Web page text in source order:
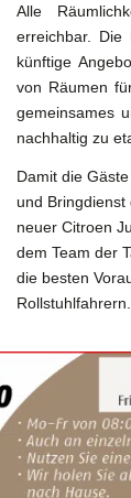
Alle
erreichbar.
künftige
von Räumen
gemeinsames
nachhaltig zu
Damit die
und Bringdienst
neuer Citroen
dem Team der
die besten
Rollstuhlfahrern.